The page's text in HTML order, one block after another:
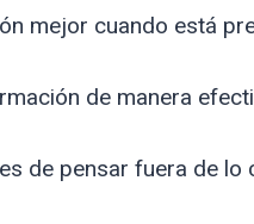
mejor cuando está
de manera
de pensar fuera de lo